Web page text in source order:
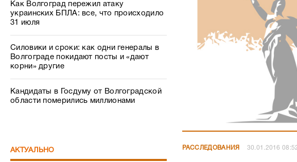
Как Волгоград пережил атаку
украинских БПЛА: все, что происходило
31 июля
Силовики и сроки: как одни генералы в
Волгограде покидают посты и «дают
корни» другие
Кандидаты в Госдуму от Волгоградской
области померились миллионами
АКТУАЛЬНО РАССЛЕДОВАНИЯ 30.01.2016